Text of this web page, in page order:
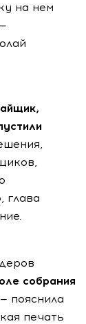
на нем
глава
собрания
пояснила
печать